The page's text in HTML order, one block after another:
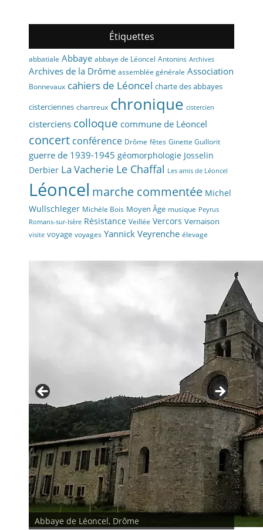
Étiquettes
abbatiale Abbaye abbaye de Léoncel Antonins Archives
Archives de la Drôme assemblée générale Association
Bonnevaux cahiers de Léoncel charte des abbayes
cisterciennes chartreux chronique cistercien
cisterciens colloque commune de Léoncel
concert conférence Drôme fêtes Ginette Guillorit
guerre de 1939-1945 géomorphologie Josselin
Derbier La Vacherie Le Chaffal Les amis de Léoncel
Léoncel marche commentée Michel
Wullschleger Michèle Bois Moyen Âge musique Peyrus
Romans-sur-Isère Résistance Veillée Vercors Vernaison
visite voyage voyages Yannick Veyrenche élevage
Abbaye de Léoncel, Drôme